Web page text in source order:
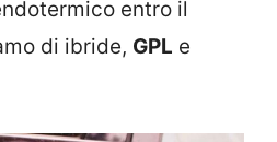
entro il
di ibride, GPL e